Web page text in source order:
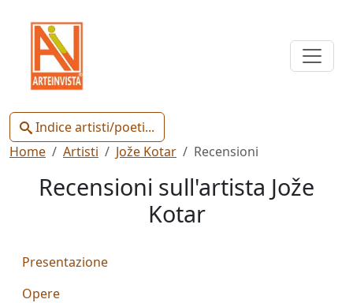
Indice artisti/poeti...
Indice
Artisti
Poeti
Artisti
Home Artisti Jože Kotar Recensioni
Recensioni sull'artista Jože
Kotar
Presentazione
Opere